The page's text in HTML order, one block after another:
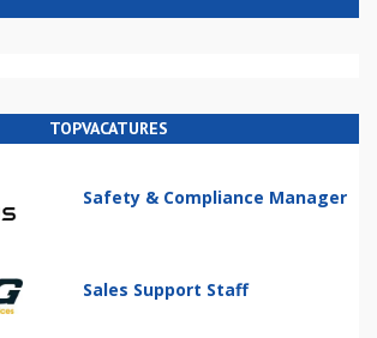
TOPVACATURES
Safety & Compliance Manager
Sales Support Staff